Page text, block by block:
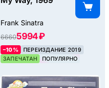
Frank Sinatra
66605994 ₽
–10%
ПЕРЕИЗДАНИЕ 2019
ЗАПЕЧАТАН
ПОПУЛЯРНО